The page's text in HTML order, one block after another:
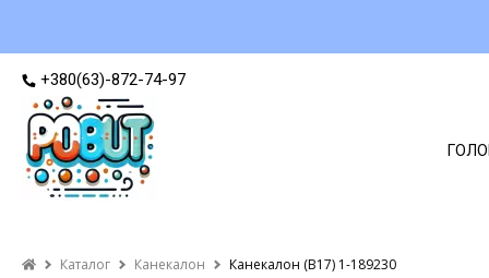
+380(63)-872-74-97
Каталог Канекалон Канекалон (B17) 1-189230